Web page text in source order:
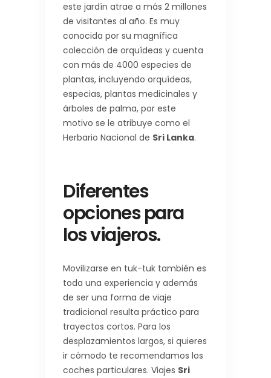
este jardín atrae a más 2 millones
de visitantes al año. Es muy
conocida por su magnífica
colección de orquídeas y cuenta
con más de 4000 especies de
plantas, incluyendo orquídeas,
especias, plantas medicinales y
árboles de palma, por este
motivo se le atribuye como el
Herbario Nacional de Sri Lanka.
Diferentes
opciones para
los viajeros.
Movilizarse en tuk-tuk también es
toda una experiencia y además
de ser una forma de viaje
tradicional resulta práctico para
trayectos cortos. Para los
desplazamientos largos, si quieres
ir cómodo te recomendamos los
coches particulares. Viajes Sri